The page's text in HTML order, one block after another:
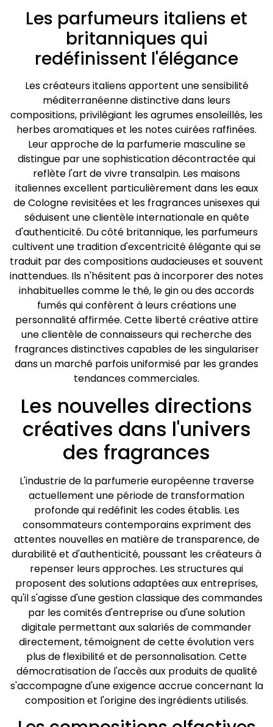
Les parfumeurs italiens et
britanniques qui
redéfinissent l'élégance
Les créateurs italiens apportent une sensibilité
méditerranéenne distinctive dans leurs
compositions, privilégiant les agrumes ensoleillés, les
herbes aromatiques et les notes cuirées raffinées.
Leur approche de la parfumerie masculine se
distingue par une sophistication décontractée qui
reflète l'art de vivre transalpin. Les maisons
italiennes excellent particulièrement dans les eaux
de Cologne revisitées et les fragrances unisexes qui
séduisent une clientèle internationale en quête
d'authenticité. Du côté britannique, les parfumeurs
cultivent une tradition d'excentricité élégante qui se
traduit par des compositions audacieuses et souvent
inattendues. Ils n'hésitent pas à incorporer des notes
inhabituelles comme le thé, le gin ou des accords
fumés qui confèrent à leurs créations une
personnalité affirmée. Cette liberté créative attire
une clientèle de connaisseurs qui recherche des
fragrances distinctives capables de les singulariser
dans un marché parfois uniformisé par les grandes
tendances commerciales.
Les nouvelles directions
créatives dans l'univers
des fragrances
L'industrie de la parfumerie européenne traverse
actuellement une période de transformation
profonde qui redéfinit les codes établis. Les
consommateurs contemporains expriment des
attentes nouvelles en matière de transparence, de
durabilité et d'authenticité, poussant les créateurs à
repenser leurs approches. Les structures qui
proposent des solutions adaptées aux entreprises,
qu'il s'agisse d'une gestion classique des commandes
par les comités d'entreprise ou d'une solution
digitale permettant aux salariés de commander
directement, témoignent de cette évolution vers
plus de flexibilité et de personnalisation. Cette
démocratisation de l'accès aux produits de qualité
s'accompagne d'une exigence accrue concernant la
composition et l'origine des ingrédients utilisés.